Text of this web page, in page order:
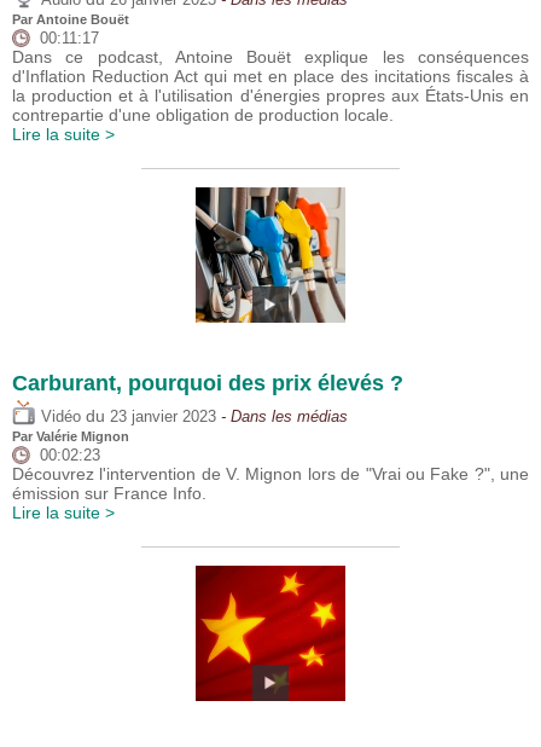
Par Antoine Bouët
00:11:17
Dans ce podcast, Antoine Bouët explique les conséquences
d'Inflation Reduction Act qui met en place des incitations fiscales à
la production et à l'utilisation d'énergies propres aux États-Unis en
contrepartie d'une obligation de production locale.
Lire la suite >
Carburant, pourquoi des prix élevés ?
Vidéo du 23 janvier 2023 - Dans les médias
Par Valérie Mignon
00:02:23
Découvrez l'intervention de V. Mignon lors de "Vrai ou Fake ?", une
émission sur France Info.
Lire la suite >